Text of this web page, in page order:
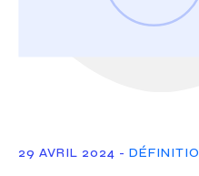
29 AVRIL 2024 -